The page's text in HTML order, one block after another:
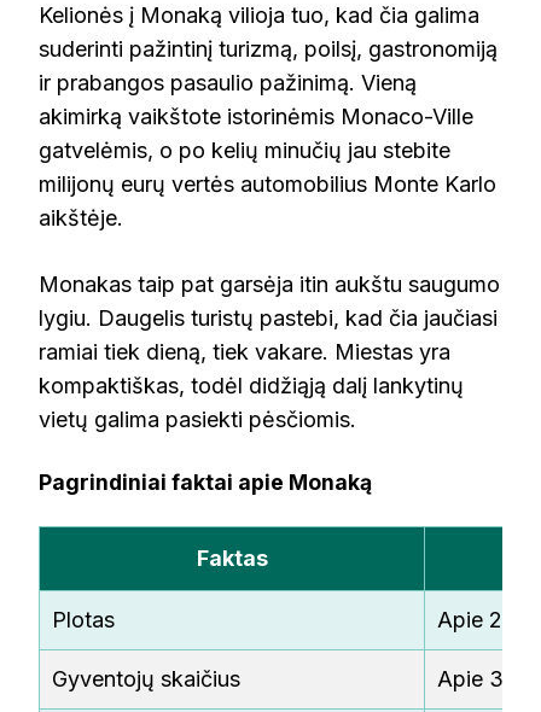
Kelionės į Monaką vilioja tuo, kad čia galima
suderinti pažintinį turizmą, poilsį, gastronomiją
ir prabangos pasaulio pažinimą. Vieną
akimirką vaikštote istorinėmis Monaco-Ville
gatvelėmis, o po kelių minučių jau stebite
milijonų eurų vertės automobilius Monte Karlo
aikštėje.
Monakas taip pat garsėja itin aukštu saugumo
lygiu. Daugelis turistų pastebi, kad čia jaučiasi
ramiai tiek dieną, tiek vakare. Miestas yra
kompaktiškas, todėl didžiąją dalį lankytinų
vietų galima pasiekti pėsčiomis.
Pagrindiniai faktai apie Monaką
Faktas
Plotas Apie 2
Gyventojų skaičius Apie 39